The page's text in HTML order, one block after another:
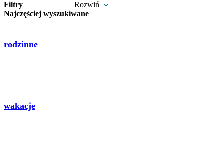
Filtry
Rozwiń
Najczęściej wyszukiwane
rodzinne
wakacje